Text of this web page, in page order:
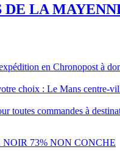
DE LA
en Chronopost à
choix : Le Mans centre-
toutes commandes à